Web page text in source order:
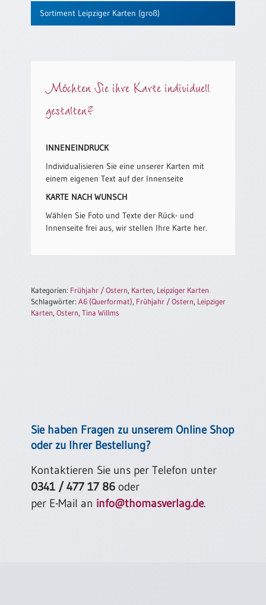
Eheschliessung
Abendmahlszulassung
Kirchen(wieder)eintritt
Urkunden
Neuerscheinungen
Sortimente
Restbestände
Restbestände
Bücher
Broschüren
Sortiment Leipziger Karten (groß)
Möchten Sie ihre Karte individuell
gestalten?
INNENEINDRUCK
Individualisieren Sie eine unserer Karten mit
einem eigenen Text auf der Innenseite
KARTE NACH WUNSCH
Wählen Sie Foto und Texte der Rück- und
Innenseite frei aus, wir stellen Ihre Karte her.
Kategorien: Frühjahr / Ostern, Karten, Leipziger Karten
Schlagwörter:A6 (Querformat), Frühjahr / Ostern, Leipziger
Karten,Ostern,Tina Willms
Sie haben Fragen zu unserem Online Shop
oder zu Ihrer Bestellung?
Kontaktieren Sie uns per Telefon unter
0341 / 477 17 86 oder
per E-Mail an info@thomasverlag.de.